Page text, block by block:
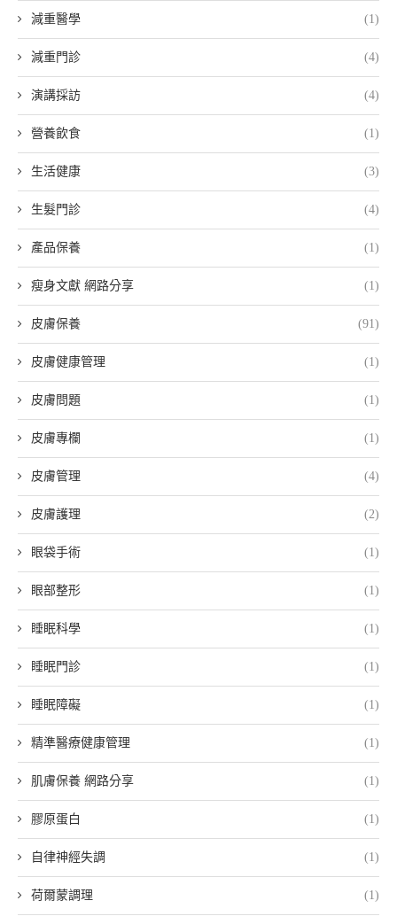
減重醫學 (1)
減重門診 (4)
演講採訪 (4)
營養飲食 (1)
生活健康 (3)
生髮門診 (4)
產品保養 (1)
瘦身文獻 網路分享 (1)
皮膚保養 (91)
皮膚健康管理 (1)
皮膚問題 (1)
皮膚專欄 (1)
皮膚管理 (4)
皮膚護理 (2)
眼袋手術 (1)
眼部整形 (1)
睡眠科學 (1)
睡眠門診 (1)
睡眠障礙 (1)
精準醫療健康管理 (1)
肌膚保養 網路分享 (1)
膠原蛋白 (1)
自律神經失調 (1)
荷爾蒙調理 (1)